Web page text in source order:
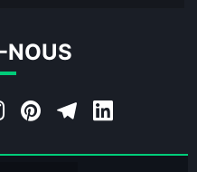
NOUS